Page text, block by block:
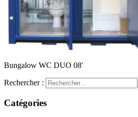
Bungalow WC DUO 08′
Rechercher :
Catégories